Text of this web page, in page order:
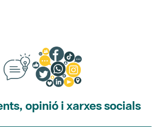
opinió i xarxes socials